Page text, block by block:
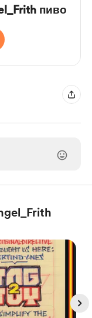
пиво